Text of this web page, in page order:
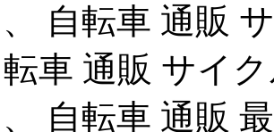
自転車 通販
転車 通販 サイ
自転車 通販